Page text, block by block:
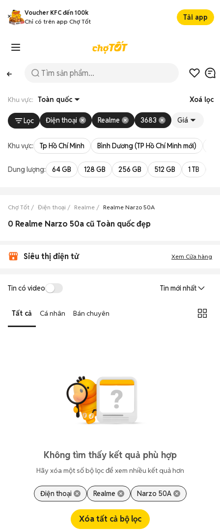
Voucher KFC đến 100k
Chỉ có trên app Chợ Tốt
Tải app
Khu vực: Toàn quốc Xoá lọc
Lọc Điện thoại Realme 3683 Giá
Khu vực: Tp Hồ Chí Minh Bình Dương (TP Hồ Chí Minh mới)
Dung lượng: 64 GB 128 GB 256 GB 512 GB 1 TB
Chợ Tốt Điện thoại Realme Realme Narzo 50A
0 Realme Narzo 50a cũ Toàn quốc đẹp
Siêu thị điện tử Xem Cửa hàng
Tin có video Tin mới nhất
Tất cả Cá nhân Bán chuyên
Không tìm thấy kết quả phù hợp
Hãy xóa một số bộ lọc để xem nhiều kết quả hơn
Điện thoại Realme Narzo 50A
Xóa tất cả bộ lọc